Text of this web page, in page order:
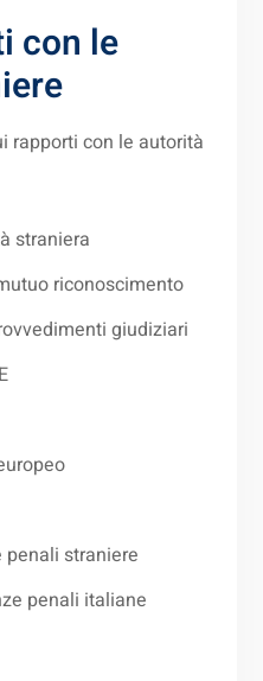
con le
rapporti con le autorità
straniera
riconoscimento
giudiziari
straniere
penali italiane